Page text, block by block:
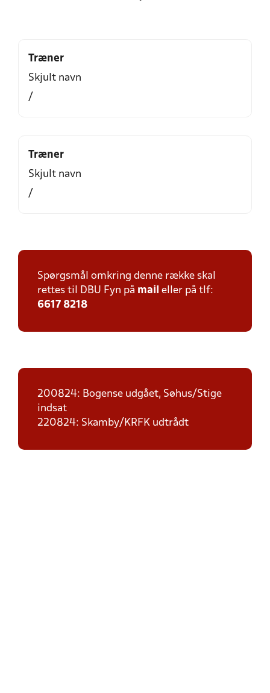
Træner
Skjult navn
/
Træner
Skjult navn
/
Spørgsmål omkring denne række skal
rettes til DBU Fyn på mail eller på tlf:
6617 8218
200824: Bogense udgået, Søhus/Stige
indsat
220824: Skamby/KRFK udtrådt